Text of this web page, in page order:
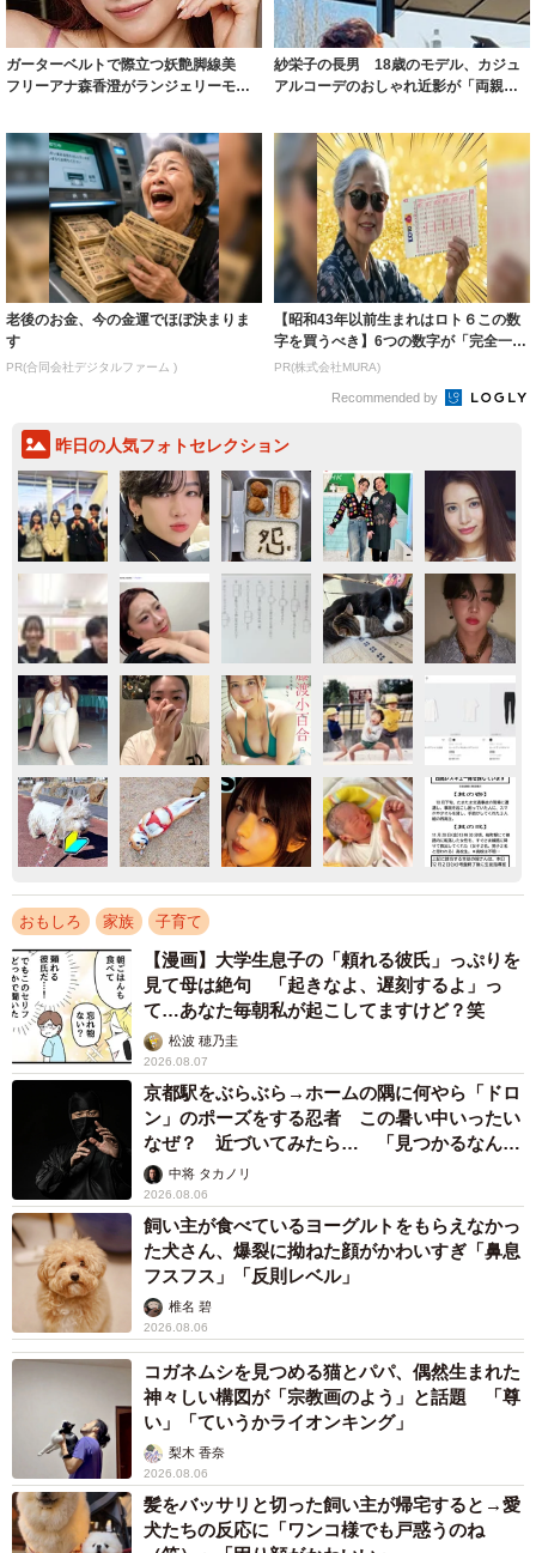
ガーターベルトで際立つ妖艶脚線美
フリーアナ森香澄がランジェリーモデ
紗栄子の長男 18歳のモデル、カジュ
アルコーデのおしゃれ近影が「両親の
老後のお金、今の金運でほぼ決まりま
す
PR(合同会社デジタルファーム )
【昭和43年以前生まれはロト６この数
字を買うべき】6つの数字が「完全一
致」する方...
PR(株式会社MURA)
Recommended by
昨日の人気フォトセレクション
おもしろ 家族 子育て
【漫画】大学生息子の「頼れる彼氏」っぷりを
見て母は絶句 「起きなよ、遅刻するよ」っ
て…あなた毎朝私が起こしてますけど？笑
松波 穂乃圭
2026.08.07
京都駅をぶらぶら→ホームの隅に何やら「ドロ
ン」のポーズをする忍者 この暑い中いったい
なぜ？ 近づいてみたら… 「見つかるなんて
未熟」中将 タカノリ
2026.08.06
飼い主が食べているヨーグルトをもらえなかっ
た犬さん、爆裂に拗ねた顔がかわいすぎ「鼻息
フスフス」「反則レベル」
椎名 碧
2026.08.06
コガネムシを見つめる猫とパパ、偶然生まれた
神々しい構図が「宗教画のよう」と話題 「尊
い」「ていうかライオンキング」
梨木 香奈
2026.08.06
髪をバッサリと切った飼い主が帰宅すると→愛
犬たちの反応に「ワンコ様でも戸惑うのね